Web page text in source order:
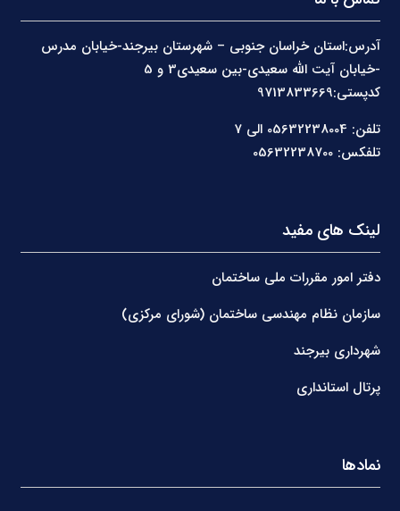
آدرس:استان خراسان جنوبی – شهرستان بیرجند-خیابان مدرس
کدپستی:9713833669
تلفن: 05632238004 الی 7
تلفکس: 05632238700
لینک های مفید
دفتر امور مقررات ملی ساختمان
سازمان نظام مهندسی ساختمان (شورای مرکزی)
شهرداری بیرجند
پرتال استانداری
نمادها